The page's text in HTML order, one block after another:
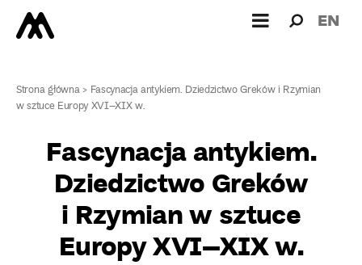
dla: EN
Strona główna> Fascynacja antykiem. Dziedzictwo Greków i Rzymian
w sztuce Europy XVI–XIX w.
Fascynacja antykiem.
Dziedzictwo Greków
i Rzymian w sztuce
Europy XVI–XIX w.